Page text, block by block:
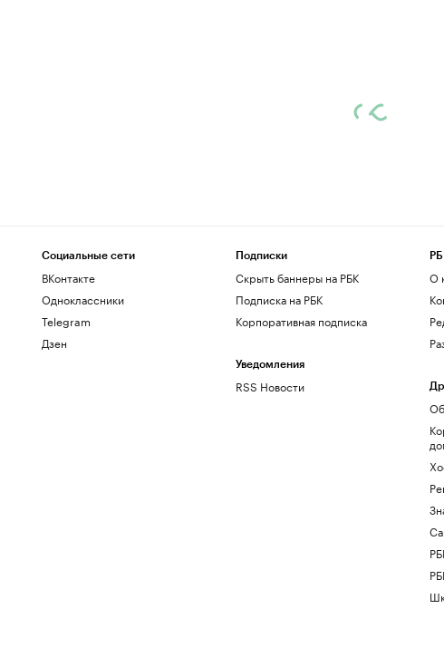
Социальные сети
ВКонтакте
Одноклассники
Telegram
Дзен
Подписки
Скрыть баннеры на РБК
Подписка на РБК
Корпоративная подписка
Уведомления
RSS Новости
О